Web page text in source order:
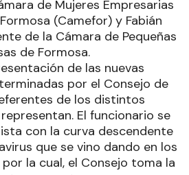
de Mujeres Empresarias
(Camefor) y Fabián
de la Cámara de Pequeñas
de Formosa.
de las nuevas
por el Consejo de
de los distintos
El funcionario se
con la curva descendente
que se vino dando en los
la cual, el Consejo toma la